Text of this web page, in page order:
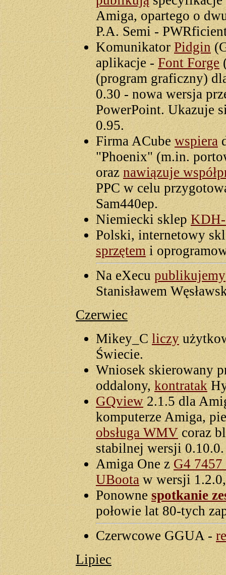
Amiga, opartego o
P.A. Semi -
KomunikatorPidgin
aplikacje -Font Forge
(program graficzny)
0.30 - nowa wersja
PowerPoint. Ukazuje
0.95.
Firma ACubewspiera
"Phoenix" (m.in.
oraznawiązuje
PPC w celu
Sam440ep.
Niemiecki sklep
Polski, internetowy
sprzętemi
Na eXecupublikujemy
Stanisławem
Czerwiec
Mikey_C liczy
Świecie.
Wniosek skierowany
oddalony,kontratak
GQview2.1.5 dla
komputerze Amiga,
obsługa WMVcoraz
stabilnej wersji 0.10.0.
Amiga One z G4
UBootaw wersji
Ponowne spotkanie
połowie lat 80-tych
Czerwcowe GGUA -
Lipiec